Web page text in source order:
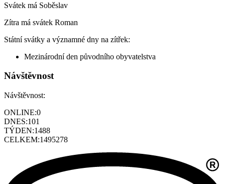
Svátek má Soběslav
Zítra má svátek Roman
Státní svátky a významné dny na zítřek:
Mezinárodní den původního obyvatelstva
Návštěvnost
Návštěvnost:
ONLINE:0
DNES:101
TÝDEN:1488
CELKEM:1495278